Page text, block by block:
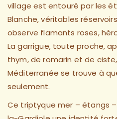
village est entouré par les
Blanche, véritables
observe flamants roses,
La garrigue, toute proche,
thym, de romarin et de
Méditerranée se trouve à
seulement.
Ce triptyque mer – étangs